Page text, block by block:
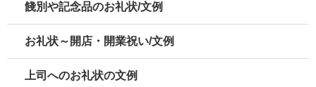
餞別や記念品のお礼状/文例
お礼状～開店・開業祝い/文例
上司へのお礼状の文例